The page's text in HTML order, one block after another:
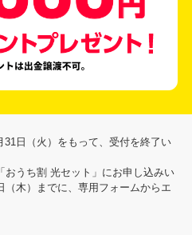
日（火）をもって、受付を終了い
おうち割 光セット」にお申し込みい
（木）までに、専用フォームからエ